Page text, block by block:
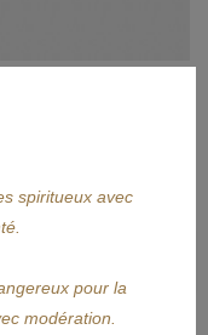
Yon
spiritueux avec
pour la
modération.